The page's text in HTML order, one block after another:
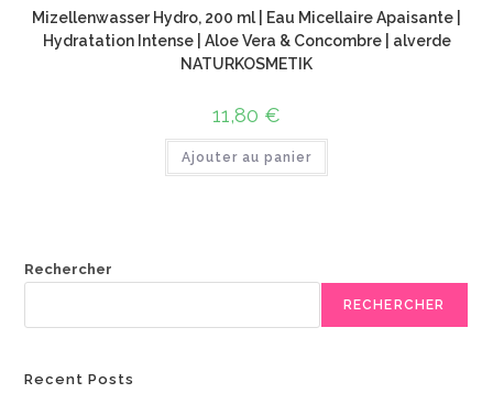
Mizellenwasser Hydro, 200 ml | Eau Micellaire Apaisante |
Hydratation Intense | Aloe Vera & Concombre | alverde
NATURKOSMETIK
11,80 €
Ajouter au panier
Rechercher
RECHERCHER
Recent Posts